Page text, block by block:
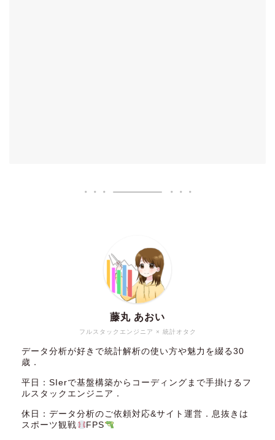
フルスタックエンジニア × 統計オタク
藤丸 あおい
データ分析が好きで統計解析の使い方や魅力を綴る30
歳．
平日：SIerで基盤構築からコーディングまで手掛けるフ
ルスタックエンジニア．
休日：データ分析のご依頼対応&サイト運営．息抜きは
スポーツ観戦
FPS